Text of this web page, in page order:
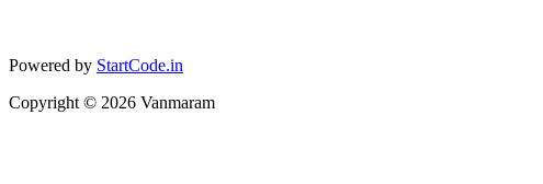
Powered by StartCode.in
Copyright © 2026 Vanmaram